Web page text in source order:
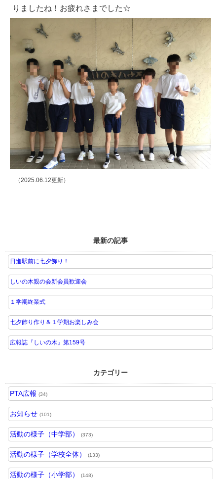
りましたね！お疲れさまでした☆
（2025.06.12更新）
最新の記事
日進駅前に七夕飾り！
しいの木親の会新会員歓迎会
１学期終業式
七夕飾り作り＆１学期お楽しみ会
広報誌『しいの木』第159号
カテゴリー
PTA広報 (34)
お知らせ (101)
活動の様子（中学部） (373)
活動の様子（学校全体） (133)
活動の様子（小学部） (148)